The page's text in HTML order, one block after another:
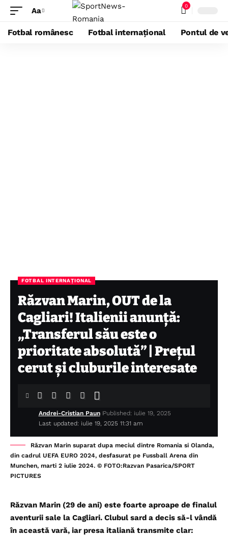
Aa 0
Fotbal românesc Fotbal internațional Pontul de
FOTBAL INTERNAȚIONAL
Răzvan Marin, OUT de la
Cagliari! Italienii anunță:
„Transferul său este o
prioritate absolută” | Prețul
cerut și cluburile interesate
Last updated: iulie 19, 2025 11:31 am
Andrei-Cristian Paun Published: iulie 19, 2025
Răzvan Marin suparat dupa meciul dintre Romania si Olanda,
din cadrul UEFA EURO 2024, desfasurat pe Fussball Arena din
Munchen, marti 2 iulie 2024. © FOTO:Razvan Pasarica/SPORT
PICTURES
Răzvan Marin (29 de ani) este foarte aproape de finalul
aventurii sale la Cagliari. Clubul sard a decis să-l vândă
în această vară, iar presa italiană transmite clar: